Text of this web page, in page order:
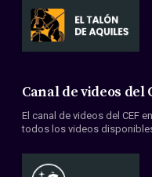
Canal de videos del
El canal de videos del CEF
todos los videos